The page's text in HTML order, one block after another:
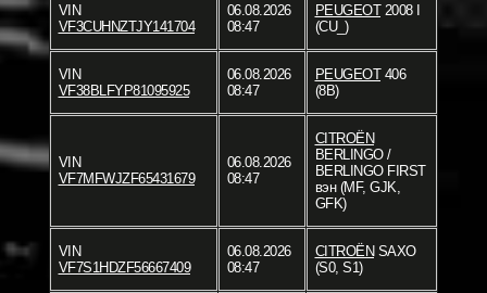
VIN
VF3CUHNZTJY141704
06.08.2026
08:47
PEUGEOT2008 I
(CU_)
VIN
VF38BLFYP81095925
06.08.2026
08:47
PEUGEOT406
(8B)
VIN
VF7MFWJZF65431679
06.08.2026
08:47
CITROËN
BERLINGO /
BERLINGO FIRST
вэн (MF, GJK,
GFK)
VIN
VF7S1HDZF56667409
06.08.2026
08:47
CITROËN SAXO
(S0, S1)